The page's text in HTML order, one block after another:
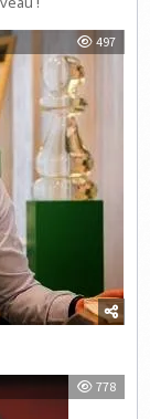
497
778